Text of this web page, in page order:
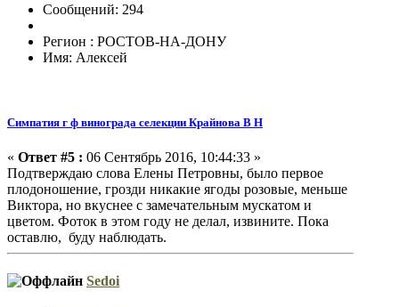
Сообщений: 294
Регион : РОСТОВ-НА-ДОНУ
Имя: Алексей
Симпатия г ф винограда селекции Крайнова В Н
« Ответ #5 : 06 Сентябрь 2016, 10:44:33 »
Подтверждаю слова Елены Петровны, было первое
плодоношение, грозди никакие ягоды розовые, меньше
Виктора, но вкуснее с замечательным мускатом и
цветом. Фоток в этом году не делал, извините. Пока
оставлю, буду наблюдать.
Sedoi